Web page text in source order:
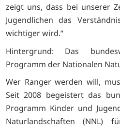
zeigt uns, dass bei unserer
Jugendlichen das
wichtiger wird.“
Hintergrund: Das
Programm der Nationalen
Wer Ranger werden will,
Seit 2008 begeistert das
Programm Kinder und
Naturlandschaften (NNL)